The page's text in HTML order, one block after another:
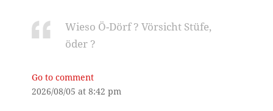
Wieso Ö-Dörf ? Vörsicht Stüfe,
öder ?
Go to comment
2026/08/05 at 8:42 pm